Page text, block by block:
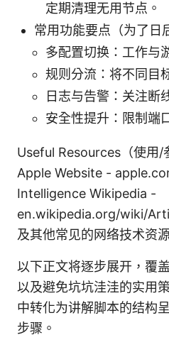
定期清理无用节点。
常用功能要点（为了日
多配置切换：工作与
规则分流：将不同目
日志与告警：关注断
安全性提升：限制端
Useful Resources（使用/
Apple Website -
Intelligence Wikipedia -
en.wikipedia.org/wiki/
及其他常见的网络技术资
以下正文将逐步展开，覆
以及避免坑坑洼洼的实用
中转化为讲解脚本的结构
步骤。